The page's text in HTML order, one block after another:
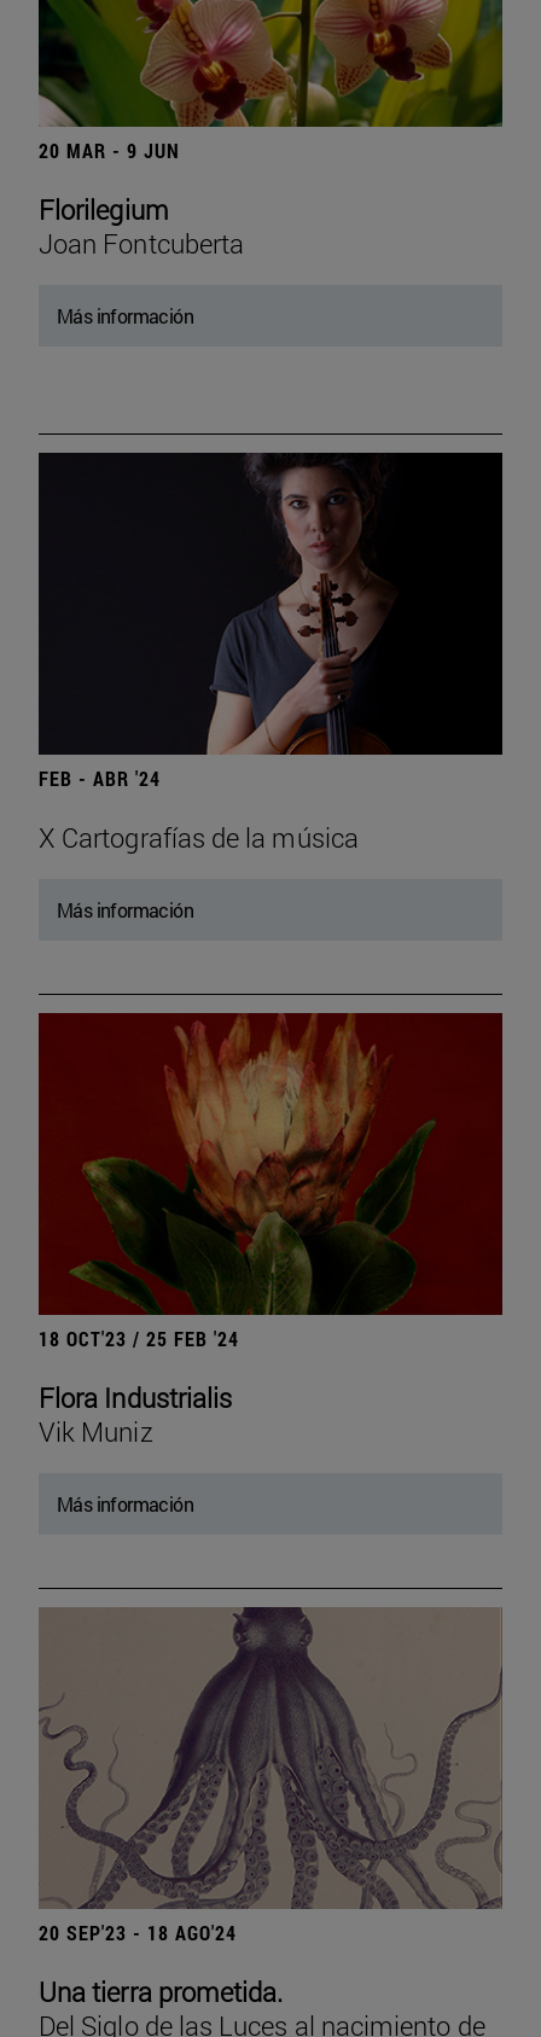
20 MAR - 9 JUN
Florilegium
Joan Fontcuberta
Más información
FEB - ABR '24
X Cartografías de la música
Más información
18 OCT'23 / 25 FEB '24
Flora Industrialis
Vik Muniz
Más información
20 SEP'23 - 18 AGO'24
Una tierra prometida.
Del Siglo de las Luces al nacimiento de